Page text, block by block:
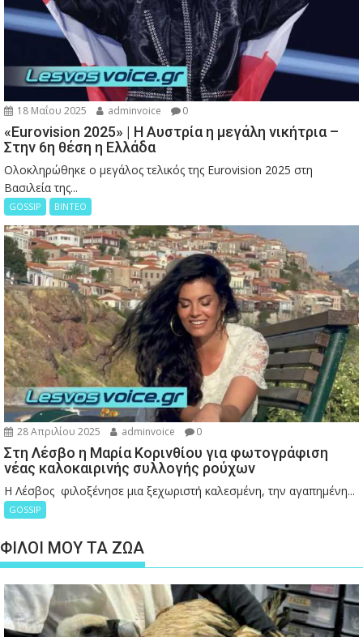
18 Μαΐου 2025 adminvoice 0
«Eurovision 2025» | Η Αυστρία η μεγάλη νικήτρια –
Στην 6η θέση η Ελλάδα
Ολοκληρώθηκε ο μεγάλος τελικός της Eurovision 2025 στη
Βασιλεία της...
GOSSIP ΒΙΝΤΕΟ
28 Απριλίου 2025 adminvoice 0
Στη Λέσβο η Μαρία Κορινθίου για φωτογράφιση
νέας καλοκαιρινής συλλογής ρούχων
Η Λέσβος φιλοξένησε μια ξεχωριστή καλεσμένη, την αγαπημένη...
GOSSIP
ΦΙΛΟΙ ΜΟΥ ΤΑ ΖΩΑ